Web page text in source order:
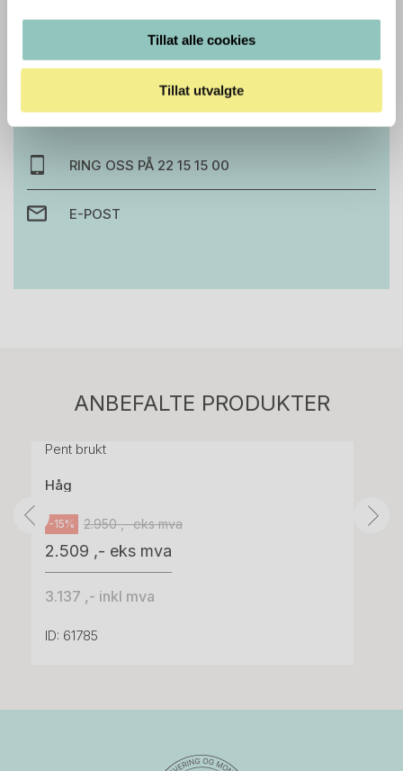
Tillat alle cookies
Tillat utvalgte
Trenger du hjelp med et større kjøp eller
Ta kontakt med oss så hjelper vi deg!
RING OSS PÅ 22 15 15 00
E-POST
ANBEFALTE PRODUKTER
Pent brukt
Håg
-15% 2.950 ,- eks mva
2.509 ,- eks mva
3.137 ,- inkl mva
ID: 61785